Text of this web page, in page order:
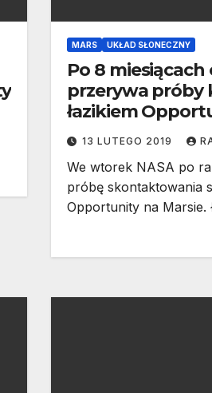
MARS UKŁAD SŁONECZNY
Po 8 miesiącach
przerywa próby
łazikiem
13 LUTEGO 2019
We wtorek NASA po
próbę skontaktowania
Opportunity na